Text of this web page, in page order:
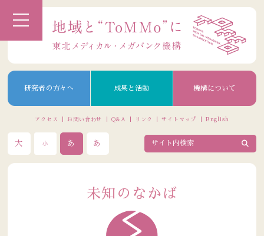
研究者の方々へ 成果と活動 機構について
アクセス お問い合わせ Q&A リンク サイトマップ English
大 小 あ あ
未知のなかば